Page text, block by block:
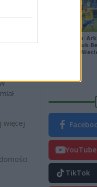
z
więcej
Ekstraklasa:
Gdynia - Bruk-
Termalica
YouTube
TikTok